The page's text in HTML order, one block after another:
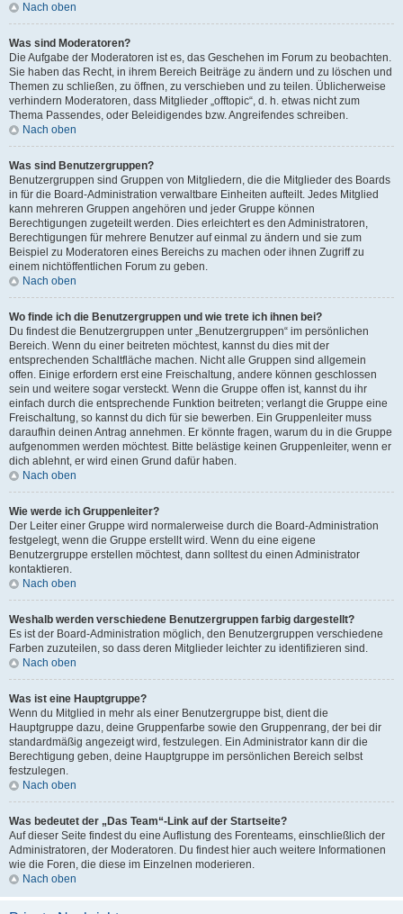
Nach oben
Was sind Moderatoren?
Die Aufgabe der Moderatoren ist es, das Geschehen im Forum zu beobachten.
Sie haben das Recht, in ihrem Bereich Beiträge zu ändern und zu löschen und
Themen zu schließen, zu öffnen, zu verschieben und zu teilen. Üblicherweise
verhindern Moderatoren, dass Mitglieder „offtopic“, d. h. etwas nicht zum
Thema Passendes, oder Beleidigendes bzw. Angreifendes schreiben.
Nach oben
Was sind Benutzergruppen?
Benutzergruppen sind Gruppen von Mitgliedern, die die Mitglieder des Boards
in für die Board-Administration verwaltbare Einheiten aufteilt. Jedes Mitglied
kann mehreren Gruppen angehören und jeder Gruppe können
Berechtigungen zugeteilt werden. Dies erleichtert es den Administratoren,
Berechtigungen für mehrere Benutzer auf einmal zu ändern und sie zum
Beispiel zu Moderatoren eines Bereichs zu machen oder ihnen Zugriff zu
einem nichtöffentlichen Forum zu geben.
Nach oben
Wo finde ich die Benutzergruppen und wie trete ich ihnen bei?
Du findest die Benutzergruppen unter „Benutzergruppen“ im persönlichen
Bereich. Wenn du einer beitreten möchtest, kannst du dies mit der
entsprechenden Schaltfläche machen. Nicht alle Gruppen sind allgemein
offen. Einige erfordern erst eine Freischaltung, andere können geschlossen
sein und weitere sogar versteckt. Wenn die Gruppe offen ist, kannst du ihr
einfach durch die entsprechende Funktion beitreten; verlangt die Gruppe eine
Freischaltung, so kannst du dich für sie bewerben. Ein Gruppenleiter muss
daraufhin deinen Antrag annehmen. Er könnte fragen, warum du in die Gruppe
aufgenommen werden möchtest. Bitte belästige keinen Gruppenleiter, wenn er
dich ablehnt, er wird einen Grund dafür haben.
Nach oben
Wie werde ich Gruppenleiter?
Der Leiter einer Gruppe wird normalerweise durch die Board-Administration
festgelegt, wenn die Gruppe erstellt wird. Wenn du eine eigene
Benutzergruppe erstellen möchtest, dann solltest du einen Administrator
kontaktieren.
Nach oben
Weshalb werden verschiedene Benutzergruppen farbig dargestellt?
Es ist der Board-Administration möglich, den Benutzergruppen verschiedene
Farben zuzuteilen, so dass deren Mitglieder leichter zu identifizieren sind.
Nach oben
Was ist eine Hauptgruppe?
Wenn du Mitglied in mehr als einer Benutzergruppe bist, dient die
Hauptgruppe dazu, deine Gruppenfarbe sowie den Gruppenrang, der bei dir
standardmäßig angezeigt wird, festzulegen. Ein Administrator kann dir die
Berechtigung geben, deine Hauptgruppe im persönlichen Bereich selbst
festzulegen.
Nach oben
Was bedeutet der „Das Team“-Link auf der Startseite?
Auf dieser Seite findest du eine Auflistung des Forenteams, einschließlich der
Administratoren, der Moderatoren. Du findest hier auch weitere Informationen
wie die Foren, die diese im Einzelnen moderieren.
Nach oben